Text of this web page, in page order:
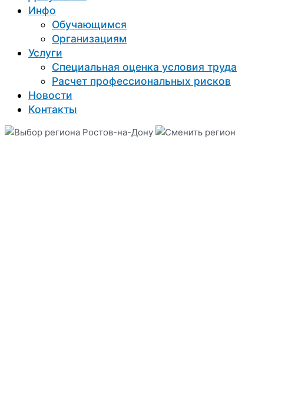
Инфо
Обучающимся
Организациям
Услуги
Специальная оценка условия труда
Расчет профессиональных рисков
Новости
Контакты
Ростов-на-Дону